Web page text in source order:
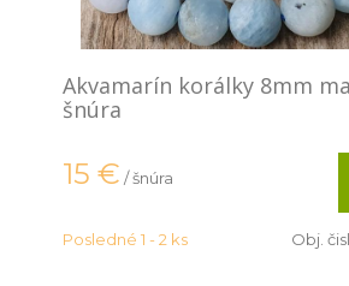
Akvamarín korálky 8mm
šnúra
15 € / šnúra
Posledné 1 - 2 ks Obj.